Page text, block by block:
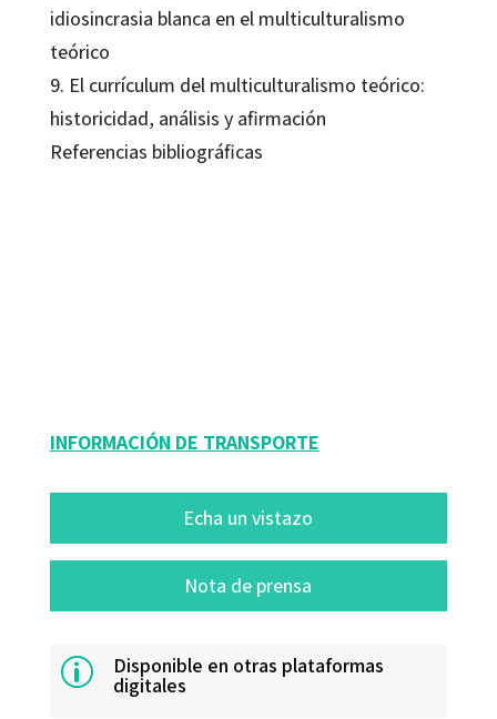
idiosincrasia blanca en el multiculturalismo
teórico
9. El currículum del multiculturalismo teórico:
historicidad, análisis y afirmación
Referencias bibliográficas
INFORMACIÓN DE TRANSPORTE
Echa un vistazo
Nota de prensa
p Disponible en otras plataformas
digitales